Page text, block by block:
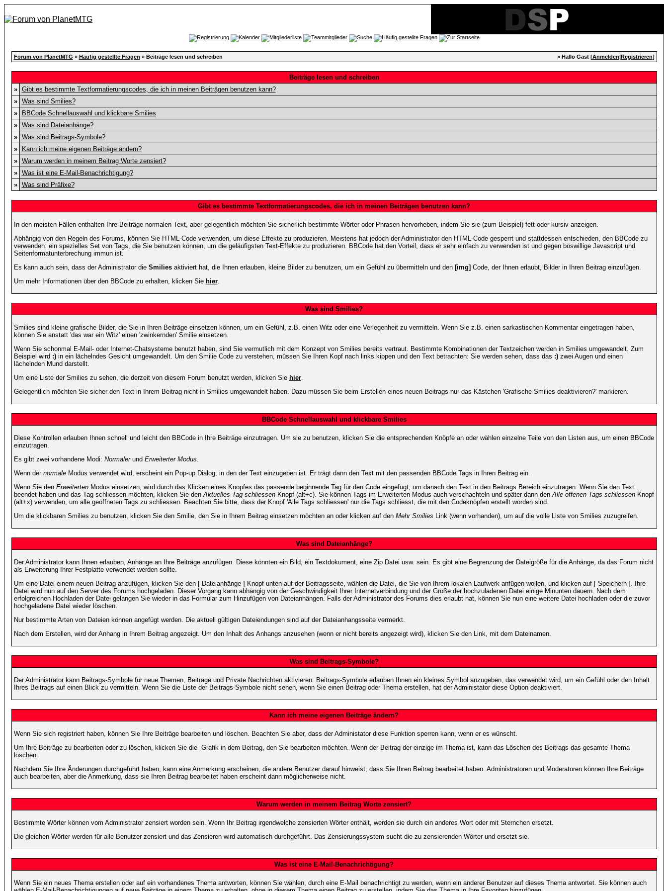
Forum von PlanetMTG » Häufig gestellte Fragen » Beiträge lesen und schreiben » Hallo Gast [Anmelden|Registrieren]
Beiträge lesen und schreiben
»
Gibt es bestimmte Textformatierungscodes, die ich in meinen Beiträgen benutzen kann?
»
Was sind Smilies?
»
BBCode Schnellauswahl und klickbare Smilies
»
Was sind Dateianhänge?
»
Was sind Beitrags-Symbole?
»
Kann ich meine eigenen Beiträge ändern?
»
Warum werden in meinem Beitrag Worte zensiert?
»
Was ist eine E-Mail-Benachrichtigung?
»
Was sind Präfixe?
Gibt es bestimmte Textformatierungscodes, die ich in meinen Beiträgen benutzen kann?
In den meisten Fällen enthalten Ihre Beiträge normalen Text, aber gelegentlich möchten Sie sicherlich bestimmte Wörter oder Phrasen hervorheben, indem Sie sie (zum Beispiel) fett oder kursiv anzeigen.
Abhängig von den Regeln des Forums, können Sie HTML-Code verwenden, um diese Effekte zu produzieren. Meistens hat jedoch der Administrator den HTML-Code gesperrt und stattdessen entschieden, den BBCode zu
verwenden: ein spezielles Set von Tags, die Sie benutzen können, um die geläufigsten Text-Effekte zu produzieren. BBCode hat den Vorteil, dass er sehr einfach zu verwenden ist und gegen böswillige Javascript und
Seitenformatunterbrechung immun ist.
Es kann auch sein, dass der Administrator die Smiliesaktiviert hat, die Ihnen erlauben, kleine Bilder zu benutzen, um ein Gefühl zu übermitteln und den [img] Code, der Ihnen erlaubt, Bilder in Ihren Beitrag einzufügen.
Um mehr Informationen über den BBCode zu erhalten, klicken Sie hier.
Was sind Smilies?
Smilies sind kleine grafische Bilder, die Sie in Ihren Beiträge einsetzen können, um ein Gefühl, z.B. einen Witz oder eine Verlegenheit zu vermitteln. Wenn Sie z.B. einen sarkastischen Kommentar eingetragen haben,
können Sie anstatt 'das war ein Witz' einen 'zwinkernden' Smilie einsetzen.
Wenn Sie schonmal E-Mail- oder Internet-Chatsysteme benutzt haben, sind Sie vermutlich mit dem Konzept von Smilies bereits vertraut. Bestimmte Kombinationen der Textzeichen werden in Smilies umgewandelt. Zum
Beispiel wird :)in ein lächelndes Gesicht umgewandelt. Um den Smilie Code zu verstehen, müssen Sie Ihren Kopf nach links kippen und den Text betrachten: Sie werden sehen, dass das :)zwei Augen und einen
lächelnden Mund darstellt.
Um eine Liste der Smilies zu sehen, die derzeit von diesem Forum benutzt werden, klicken Sie hier.
Gelegentlich möchten Sie sicher den Text in Ihrem Beitrag nicht in Smilies umgewandelt haben. Dazu müssen Sie beim Erstellen eines neuen Beitrags nur das Kästchen 'Grafische Smilies deaktivieren?' markieren.
BBCode Schnellauswahl und klickbare Smilies
Diese Kontrollen erlauben Ihnen schnell und leicht den BBCode in Ihre Beiträge einzutragen. Um sie zu benutzen, klicken Sie die entsprechenden Knöpfe an oder wählen einzelne Teile von den Listen aus, um einen BBCode
einzutragen.
Es gibt zwei vorhandene Modi: Normalerund Erweiterter Modus.
Wenn der normaleModus verwendet wird, erscheint ein Pop-up Dialog, in den der Text einzugeben ist. Er trägt dann den Text mit den passenden BBCode Tags in Ihren Beitrag ein.
Wenn Sie den ErweitertenModus einsetzen, wird durch das Klicken eines Knopfes das passende beginnende Tag für den Code eingefügt, um danach den Text in den Beitrags Bereich einzutragen. Wenn Sie den Text
beendet haben und das Tag schliessen möchten, klicken Sie denAktuelles Tag schliessenKnopf (alt+c). Sie können Tags im Erweiterten Modus auch verschachteln und später dann denAlle offenen Tags schliessenKnopf
(alt+x) verwenden, um alle geöffneten Tags zu schliessen. Beachten Sie bitte, dass der Knopf 'Alle Tags schliessen' nur die Tags schliesst, die mit den Codeknöpfen erstellt worden sind.
Um die klickbaren Smilies zu benutzen, klicken Sie den Smilie, den Sie in Ihrem Beitrag einsetzen möchten an oder klicken auf den Mehr Smilies Link (wenn vorhanden), um auf die volle Liste von Smilies zuzugreifen.
Was sind Dateianhänge?
Der Administrator kann Ihnen erlauben, Anhänge an Ihre Beiträge anzufügen. Diese könnten ein Bild, ein Textdokument, eine Zip Datei usw. sein. Es gibt eine Begrenzung der Dateigröße für die Anhänge, da das Forum nicht
als Erweiterung Ihrer Festplatte verwendet werden sollte.
Um eine Datei einem neuen Beitrag anzufügen, klicken Sie den [ Dateianhänge ] Knopf unten auf der Beitragsseite, wählen die Datei, die Sie von Ihrem lokalen Laufwerk anfügen wollen, und klicken auf [ Speichern ]. Ihre
Datei wird nun auf den Server des Forums hochgeladen. Dieser Vorgang kann abhängig von der Geschwindigkeit Ihrer Internetverbindung und der Größe der hochzuladenen Datei einige Minunten dauern. Nach dem
erfolgreichen Hochladen der Datei gelangen Sie wieder in das Formular zum Hinzufügen von Dateianhängen. Falls der Administrator des Forums dies erlaubt hat, können Sie nun eine weitere Datei hochladen oder die zuvor
hochgeladene Datei wieder löschen.
Nur bestimmte Arten von Dateien können angefügt werden. Die aktuell gültigen Dateiendungen sind auf der Dateianhangsseite vermerkt.
Nach dem Erstellen, wird der Anhang in Ihrem Beitrag angezeigt. Um den Inhalt des Anhangs anzusehen (wenn er nicht bereits angezeigt wird), klicken Sie den Link, mit dem Dateinamen.
Was sind Beitrags-Symbole?
Der Administrator kann Beitrags-Symbole für neue Themen, Beiträge und Private Nachrichten aktivieren. Beitrags-Symbole erlauben Ihnen ein kleines Symbol anzugeben, das verwendet wird, um ein Gefühl oder den Inhalt
Ihres Beitrags auf einen Blick zu vermitteln. Wenn Sie die Liste der Beitrags-Symbole nicht sehen, wenn Sie einen Beitrag oder Thema erstellen, hat der Administator diese Option deaktiviert.
Kann ich meine eigenen Beiträge ändern?
Wenn Sie sich registriert haben, können Sie Ihre Beiträge bearbeiten und löschen. Beachten Sie aber, dass der Administator diese Funktion sperren kann, wenn er es wünscht.
Um Ihre Beiträge zu bearbeiten oder zu löschen, klicken Sie die Grafik in dem Beitrag, den Sie bearbeiten möchten. Wenn der Beitrag der einzige im Thema ist, kann das Löschen des Beitrags das gesamte Thema
löschen.
Nachdem Sie Ihre Änderungen durchgeführt haben, kann eine Anmerkung erscheinen, die andere Benutzer darauf hinweist, dass Sie Ihren Beitrag bearbeitet haben. Administratoren und Moderatoren können Ihre Beiträge
auch bearbeiten, aber die Anmerkung, dass sie Ihren Beitrag bearbeitet haben erscheint dann möglicherweise nicht.
Warum werden in meinem Beitrag Worte zensiert?
Bestimmte Wörter können vom Administrator zensiert worden sein. Wenn Ihr Beitrag irgendwelche zensierten Wörter enthält, werden sie durch ein anderes Wort oder mit Sternchen ersetzt.
Die gleichen Wörter werden für alle Benutzer zensiert und das Zensieren wird automatisch durchgeführt. Das Zensierungssystem sucht die zu zensierenden Wörter und ersetzt sie.
Was ist eine E-Mail-Benachrichtigung?
Wenn Sie ein neues Thema erstellen oder auf ein vorhandenes Thema antworten, können Sie wählen, durch eine E-Mail benachrichtigt zu werden, wenn ein anderer Benutzer auf dieses Thema antwortet. Sie können auch